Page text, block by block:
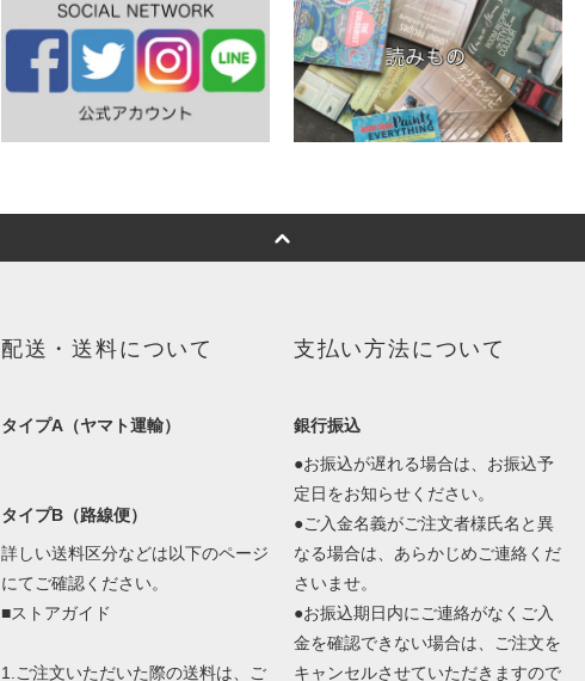
配送・送料について
タイプA（ヤマト運輸）
タイプB（路線便）
詳しい送料区分などは以下のページ
にてご確認ください。
■ストアガイド
1.ご注文いただいた際の送料は、ご
支払い方法について
銀行振込
●お振込が遅れる場合は、お振込予
定日をお知らせください。
●ご入金名義がご注文者様氏名と異
なる場合は、あらかじめご連絡くだ
さいませ。
●お振込期日内にご連絡がなくご入
金を確認できない場合は、ご注文を
キャンセルさせていただきますので